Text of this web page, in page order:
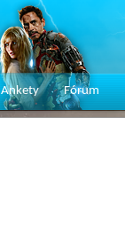
Ankety Fórum